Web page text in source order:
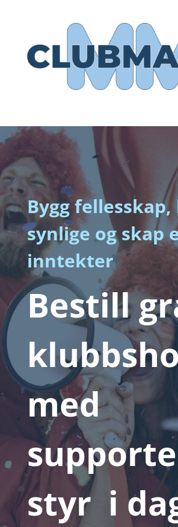
Bygg
synlige og skap
inntekter
Bestill
med
styr i